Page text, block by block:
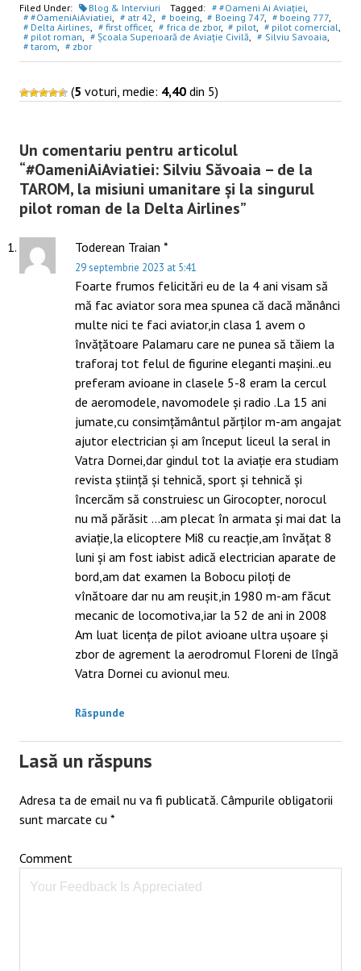
Filed Under: Blog & Interviuri Tagged: #Oameni Ai Aviației
#OameniAiAviatiei
atr 42 boeing Boeing 747, boeing 777,
Delta Airlines
first officer, frica de zbor, pilot, pilot comercial
pilot roman
Școala Superioară de Aviație Civilă Silviu Savoaia
tarom
zbor
(5 voturi, medie: 4,40 din 5)
Un comentariu pentru articolul
“#OameniAiAviatiei: Silviu Săvoaia – de la
TAROM, la misiuni umanitare și la singurul
pilot roman de la Delta Airlines”
Toderean Traian *
29 septembrie 2023 at 5:41
Foarte frumos felicitări eu de la 4 ani visam să
mă fac aviator sora mea spunea că dacă mănânci
multe nici te faci aviator,in clasa 1 avem o
învățătoare Palamaru care ne punea să tăiem la
traforaj tot felul de figurine eleganti mașini..eu
preferam avioane in clasele 5-8 eram la cercul
de aeromodele, navomodele și radio .La 15 ani
jumate,cu consimțământul părților m-am angajat
ajutor electrician și am început liceul la seral in
Vatra Dornei,dar gindul tot la aviație era studiam
revista știință și tehnică, sport și tehnică și
încercăm să construiesc un Girocopter, norocul
nu mă părăsit …am plecat în armata și mai dat la
aviație,la elicoptere Mi8 cu reacție,am învățat 8
luni și am fost iabist adică electrician aparate de
bord,am dat examen la Bobocu piloți de
vînătoare dar nu am reușit,in 1980 m-am făcut
mecanic de locomotiva,iar la 52 de ani in 2008
Am luat licența de pilot avioane ultra ușoare și
zbor de agrement la aerodromul Floreni de lîngă
Vatra Dornei cu avionul meu.
Răspunde
Lasă un răspuns
Adresa ta de email nu va fi publicată. Câmpurile obligatorii
sunt marcate cu *
Comment